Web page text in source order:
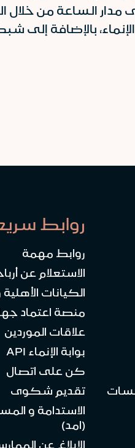
الساعة من خلال
روابط
روابط مهمة
الاستعلام عن
الكيانات
منصة اعتماد
علاقات الموردين
بوابة الإنماء API
كن على اتصال
تقديم شكوى
الاستدامة و
(امد)
الإبلاغ عن